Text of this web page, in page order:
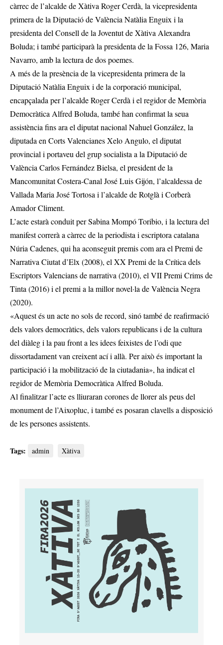
càrrec de l’alcalde de Xàtiva Roger Cerdà, la vicepresidenta
primera de la Diputació de València Natàlia Enguix i la
presidenta del Consell de la Joventut de Xàtiva Alexandra
Boluda; i també participarà la presidenta de la Fossa 126, Maria
Navarro, amb la lectura de dos poemes.
A més de la presència de la vicepresidenta primera de la
Diputació Natàlia Enguix i de la corporació municipal,
encapçalada per l’alcalde Roger Cerdà i el regidor de Memòria
Democràtica Alfred Boluda, també han confirmat la seua
assistència fins ara el diputat nacional Nahuel González, la
diputada en Corts Valencianes Xelo Angulo, el diputat
provincial i portaveu del grup socialista a la Diputació de
València Carlos Fernández Bielsa, el president de la
Mancomunitat Costera-Canal José Luis Gijón, l’alcaldessa de
Vallada Maria José Tortosa i l’alcalde de Rotglà i Corberà
Amador Climent.
L’acte estarà conduit per Sabina Mompó Toribio, i la lectura del
manifest correrà a càrrec de la periodista i escriptora catalana
Núria Cadenes, qui ha aconseguit premis com ara el Premi de
Narrativa Ciutat d’Elx (2008), el XX Premi de la Crítica dels
Escriptors Valencians de narrativa (2010), el VII Premi Crims de
Tinta (2016) i el premi a la millor novel·la de València Negra
(2020).
«Aquest és un acte no sols de record, sinó també de reafirmació
dels valors democràtics, dels valors republicans i de la cultura
del diàleg i la pau front a les idees feixistes de l’odi que
dissortadament van creixent ací i allà. Per això és important la
participació i la mobilització de la ciutadania», ha indicat el
regidor de Memòria Democràtica Alfred Boluda.
Al finalitzar l’acte es lliuraran corones de llorer als peus del
monument de l’Aixopluc, i també es posaran clavells a disposició
de les persones assistents.
Tags: admin Xàtiva